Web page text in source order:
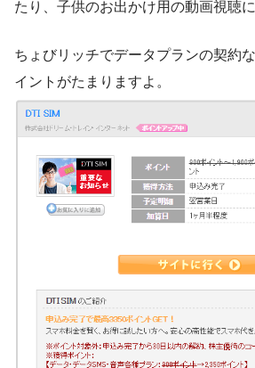
たり、子供のお出かけ用の動画視聴に
ちょびリッチでデータプランの契約
イントがたまりますよ。